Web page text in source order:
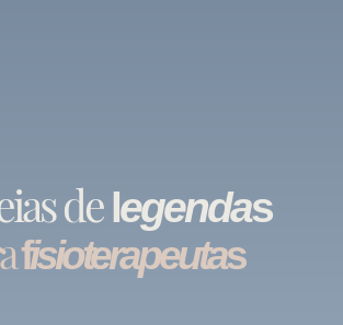
delegendas
fisioterapeutas